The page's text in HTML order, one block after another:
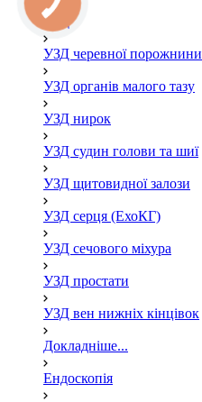
УЗД
УЗД черевної порожнини
УЗД органів малого тазу
УЗД нирок
УЗД судин голови та шиї
УЗД щитовидної залози
УЗД серця (ЕхоКГ)
УЗД сечового міхура
УЗД простати
УЗД вен нижніх кінцівок
Докладніше...
Ендоскопія